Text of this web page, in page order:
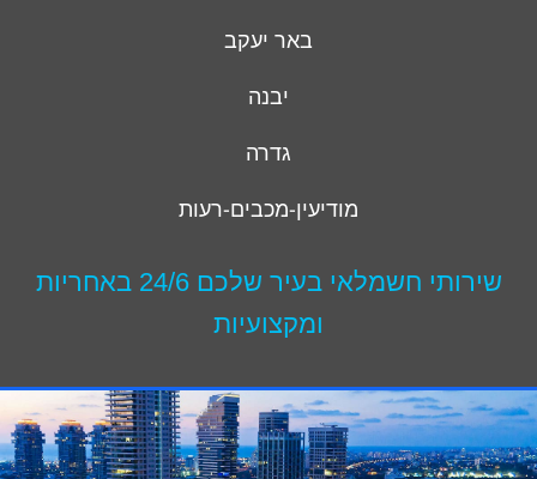
באר יעקב
יבנה
גדרה
מודיעין-מכבים-רעות
שירותי חשמלאי בעיר שלכם 24/6 באחריות
ומקצועיות